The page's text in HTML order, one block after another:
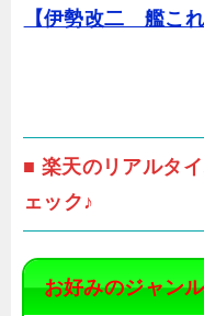
【伊勢改二 艦こ
■ 楽天のリアルタ
ェック♪
お好みのジャン